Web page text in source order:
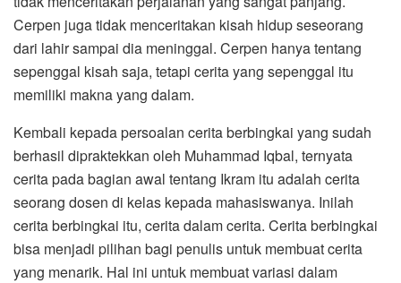
Cerpen juga tidak menceritakan kisah hidup seseorang
dari lahir sampai dia meninggal. Cerpen hanya tentang
sepenggal kisah saja, tetapi cerita yang sepenggal itu
memiliki makna yang dalam.
Kembali kepada persoalan cerita berbingkai yang sudah
berhasil dipraktekkan oleh Muhammad Iqbal, ternyata
cerita pada bagian awal tentang Ikram itu adalah cerita
seorang dosen di kelas kepada mahasiswanya. Inilah
cerita berbingkai itu, cerita dalam cerita. Cerita berbingkai
bisa menjadi pilihan bagi penulis untuk membuat cerita
yang menarik. Hal ini untuk membuat variasi dalam